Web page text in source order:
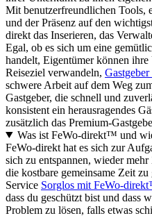
Mit benutzerfreundlichen Tools,
und der Präsenz auf den
direkt das Inserieren, das
Egal, ob es sich um eine
handelt, Eigentümer können
Reiseziel verwandeln,
schwere Arbeit auf dem Weg
Gastgeber, die schnell und
konsistent ein herausragendes
zusätzlich das Premium-
Was ist FeWo-direkt™ und
FeWo-direkt hat es sich zur
sich zu entspannen, wieder
die kostbare gemeinsame Zeit
Service Sorglos mit FeWo-
dass du geschützt bist und dass
Problem zu lösen, falls etwas